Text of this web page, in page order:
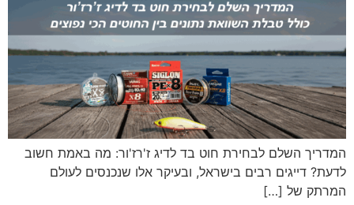
המדריך השלם לבחירת חוט בד לדיג ז'רז'ור: מה באמת חשוב
לדעת? דייגים רבים בישראל, ובעיקר אלו שנכנסים לעולם
המרתק של […]